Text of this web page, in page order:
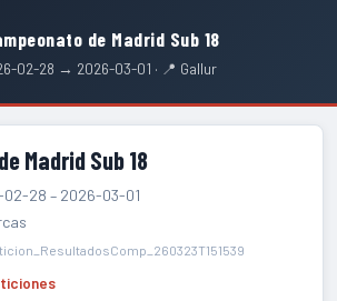
de Madrid Sub 18
02-28 → 2026-03-01 · 📍 Gallur
Madrid Sub 18
02-28 – 2026-03-01